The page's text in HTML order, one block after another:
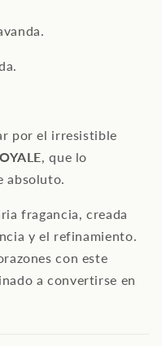
por el irresistible
, que lo
absoluto.
fragancia, creada
y el refinamiento.
con este
a convertirse en